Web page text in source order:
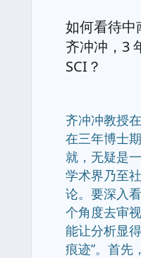
如何看待中
齐冲冲，3
SCI？
齐冲冲教授
在三年博士
就，无疑是
学术界乃至
论。要深入
个角度去审
能让分析显
痕迹”。首先